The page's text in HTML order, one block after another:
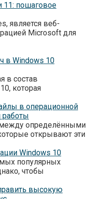
11: пошаговое
является веб-
Microsoft для
в Windows 10
в состав
которая
в операционной
работы
определёнными
открывают эти
Windows 10
популярных
чтобы
высокую